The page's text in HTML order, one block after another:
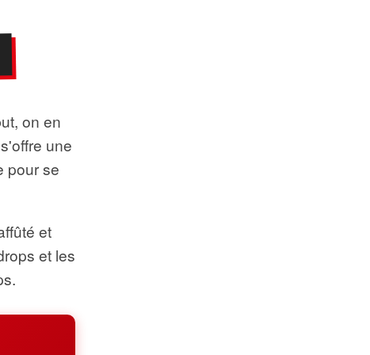
on en
une
pour se
et
et les